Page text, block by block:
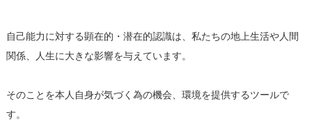
自己能力に対する顕在的・潜在的認識は、私たちの地上生活や人間
関係、人生に大きな影響を与えています。
そのことを本人自身が気づく為の機会、環境を提供するツールで
す。